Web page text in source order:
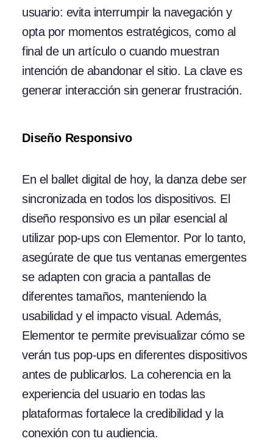
usuario: evita interrumpir la navegación y
opta por momentos estratégicos, como al
final de un artículo o cuando muestran
intención de abandonar el sitio. La clave es
generar interacción sin generar frustración.
Diseño Responsivo
En el ballet digital de hoy, la danza debe ser
sincronizada en todos los dispositivos. El
diseño responsivo es un pilar esencial al
utilizar pop-ups con Elementor. Por lo tanto,
asegúrate de que tus ventanas emergentes
se adapten con gracia a pantallas de
diferentes tamaños, manteniendo la
usabilidad y el impacto visual. Además,
Elementor te permite previsualizar cómo se
verán tus pop-ups en diferentes dispositivos
antes de publicarlos. La coherencia en la
experiencia del usuario en todas las
plataformas fortalece la credibilidad y la
conexión con tu audiencia.